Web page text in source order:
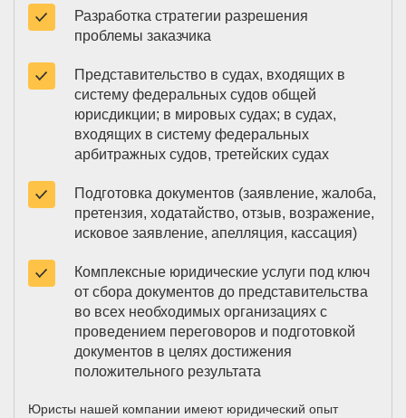
Разработка стратегии разрешения
проблемы заказчика
Представительство в судах, входящих в
систему федеральных судов общей
юрисдикции; в мировых судах; в судах,
входящих в систему федеральных
арбитражных судов, третейских судах
Подготовка документов (заявление, жалоба,
претензия, ходатайство, отзыв, возражение,
исковое заявление, апелляция, кассация)
Комплексные юридические услуги под ключ
от сбора документов до представительства
во всех необходимых организациях с
проведением переговоров и подготовкой
документов в целях достижения
положительного результата
Юристы нашей компании имеют юридический опыт